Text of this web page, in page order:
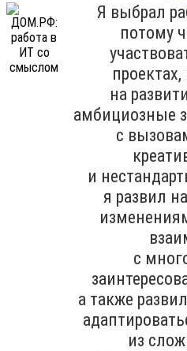
Я выбрал
потому
на
амбициозные
с
и
я развил
с
а также
из